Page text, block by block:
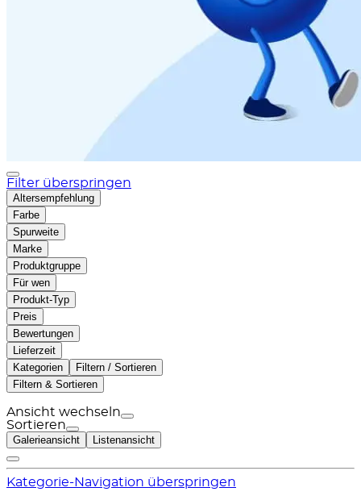
Filter überspringen
Altersempfehlung
Farbe
Spurweite
Marke
Produktgruppe
Für wen
Produkt-Typ
Preis
Bewertungen
Lieferzeit
Kategorien
Filtern / Sortieren
Filtern & Sortieren
Ansicht wechseln
Sortieren
Galerieansicht Listenansicht
Kategorie-Navigation überspringen